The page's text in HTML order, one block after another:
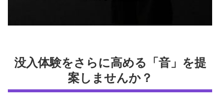
没入体験をさらに高める「音」を提
案しませんか？